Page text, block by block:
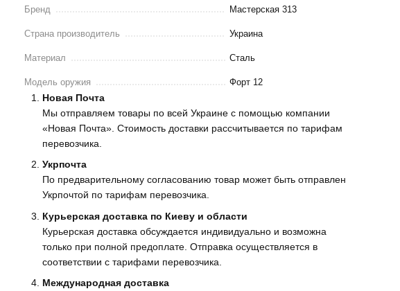
Бренд Мастерская 313
Страна производитель Украина
Материал Сталь
Модель оружия Форт 12
Новая Почта
Мы отправляем товары по всей Украине с помощью компании
«Новая Почта». Стоимость доставки рассчитывается по тарифам
перевозчика.
Укрпочта
По предварительному согласованию товар может быть отправлен
Укрпочтой по тарифам перевозчика.
Курьерская доставка по Киеву и области
Курьерская доставка обсуждается индивидуально и возможна
только при полной предоплате. Отправка осуществляется в
соответствии с тарифами перевозчика.
Международная доставка